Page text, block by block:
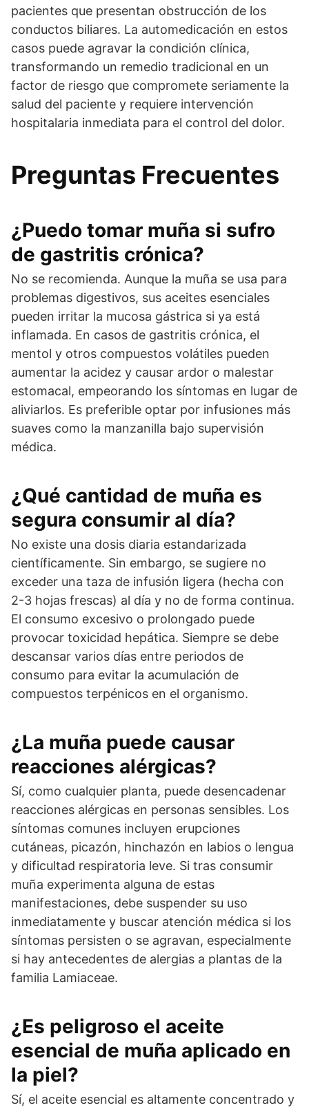
pacientes que presentan obstrucción de los
conductos biliares. La automedicación en estos
casos puede agravar la condición clínica,
transformando un remedio tradicional en un
factor de riesgo que compromete seriamente la
salud del paciente y requiere intervención
hospitalaria inmediata para el control del dolor.
Preguntas Frecuentes
¿Puedo tomar muña si sufro
de gastritis crónica?
No se recomienda. Aunque la muña se usa para
problemas digestivos, sus aceites esenciales
pueden irritar la mucosa gástrica si ya está
inflamada. En casos de gastritis crónica, el
mentol y otros compuestos volátiles pueden
aumentar la acidez y causar ardor o malestar
estomacal, empeorando los síntomas en lugar de
aliviarlos. Es preferible optar por infusiones más
suaves como la manzanilla bajo supervisión
médica.
¿Qué cantidad de muña es
segura consumir al día?
No existe una dosis diaria estandarizada
científicamente. Sin embargo, se sugiere no
exceder una taza de infusión ligera (hecha con
2-3 hojas frescas) al día y no de forma continua.
El consumo excesivo o prolongado puede
provocar toxicidad hepática. Siempre se debe
descansar varios días entre periodos de
consumo para evitar la acumulación de
compuestos terpénicos en el organismo.
¿La muña puede causar
reacciones alérgicas?
Sí, como cualquier planta, puede desencadenar
reacciones alérgicas en personas sensibles. Los
síntomas comunes incluyen erupciones
cutáneas, picazón, hinchazón en labios o lengua
y dificultad respiratoria leve. Si tras consumir
muña experimenta alguna de estas
manifestaciones, debe suspender su uso
inmediatamente y buscar atención médica si los
síntomas persisten o se agravan, especialmente
si hay antecedentes de alergias a plantas de la
familia Lamiaceae.
¿Es peligroso el aceite
esencial de muña aplicado en
la piel?
Sí, el aceite esencial es altamente concentrado y